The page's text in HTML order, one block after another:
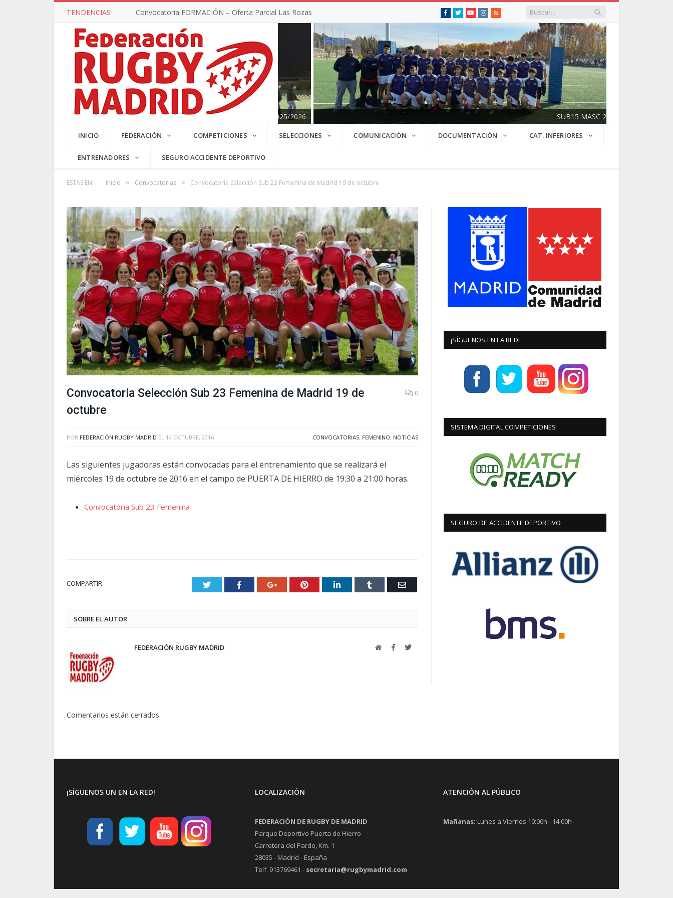
TENDENCIAS Convocatoria FORMACIÓN – Oferta Parcial Las Rozas Facebook
Twitter YoutubeInstagram
RSS
SUB17 MASC 2025/2026 SUB15 MASC 2025/2026
INICIO FEDERACIÓN COMPETICIONES SELECCIONES COMUNICACIÓN DOCUMENTACIÓN CAT. INFERIORES
ENTRENADORES SEGURO ACCIDENTE DEPORTIVO
ESTÁS EN: Inicio » Convocatorias » Convocatoria Selección Sub 23 Femenina de Madrid 19 de octubre
Convocatoria Selección Sub 23 Femenina de Madrid 19 de
octubre
0
POR FEDERACIÓN RUGBY MADRID EL 14 OCTUBRE, 2016 CONVOCATORIAS, FEMENINO, NOTICIAS
Las siguientes jugadoras están convocadas para el entrenamiento que se realizará el
miércoles 19 de octubre de 2016 en el campo de PUERTA DE HIERRO de 19:30 a 21:00 horas.
Convocatoria Sub 23 Femenina
COMPARTIR. Twitter Facebook Google+ Pinterest LinkedIn Email
SOBRE EL AUTOR
FEDERACIÓN RUGBY MADRID WebFacebookTwitter
Comentarios están cerrados.
¡SÍGUENOS EN LA RED!
SISTEMA DIGITAL COMPETICIONES
SEGURO DE ACCIDENTE DEPORTIVO
¡SÍGUENOS UN EN LA RED! LOCALIZACIÓN
FEDERACIÓN DE RUGBY DE MADRID
Parque Deportivo Puerta de Hierro
Carretera del Pardo, Km. 1
28035 - Madrid - España
Telf. 913769461 - secretaria@rugbymadrid.com
ATENCIÓN AL PÚBLICO
Mañanas: Lunes a Viernes 10:00h - 14:00h